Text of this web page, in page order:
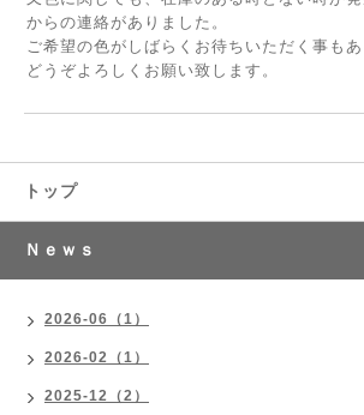
からの連絡がありました。
ご希望の色がしばらくお待ちいただく事もあ
どうぞよろしくお願い致します。
トップ
Ｎｅｗｓ
2026-06（1）
2026-02（1）
2025-12（2）